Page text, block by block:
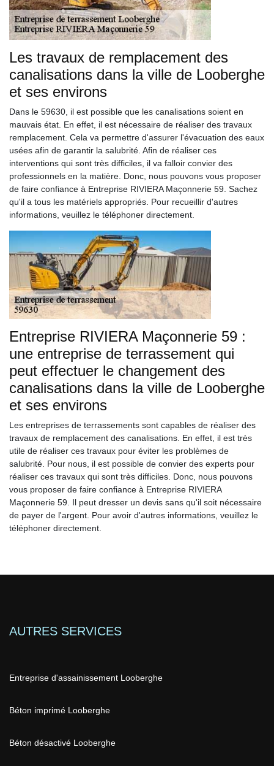
Les travaux de remplacement des
canalisations dans la ville de Looberghe
et ses environs
Dans le 59630, il est possible que les canalisations soient en
mauvais état. En effet, il est nécessaire de réaliser des travaux
remplacement. Cela va permettre d'assurer l'évacuation des eaux
usées afin de garantir la salubrité. Afin de réaliser ces
interventions qui sont très difficiles, il va falloir convier des
professionnels en la matière. Donc, nous pouvons vous proposer
de faire confiance à Entreprise RIVIERA Maçonnerie 59. Sachez
qu'il a tous les matériels appropriés. Pour recueillir d'autres
informations, veuillez le téléphoner directement.
Entreprise RIVIERA Maçonnerie 59 :
une entreprise de terrassement qui
peut effectuer le changement des
canalisations dans la ville de Looberghe
et ses environs
Les entreprises de terrassements sont capables de réaliser des
travaux de remplacement des canalisations. En effet, il est très
utile de réaliser ces travaux pour éviter les problèmes de
salubrité. Pour nous, il est possible de convier des experts pour
réaliser ces travaux qui sont très difficiles. Donc, nous pouvons
vous proposer de faire confiance à Entreprise RIVIERA
Maçonnerie 59. Il peut dresser un devis sans qu'il soit nécessaire
de payer de l'argent. Pour avoir d'autres informations, veuillez le
téléphoner directement.
AUTRES SERVICES
Entreprise d'assainissement Looberghe
Béton imprimé Looberghe
Béton désactivé Looberghe